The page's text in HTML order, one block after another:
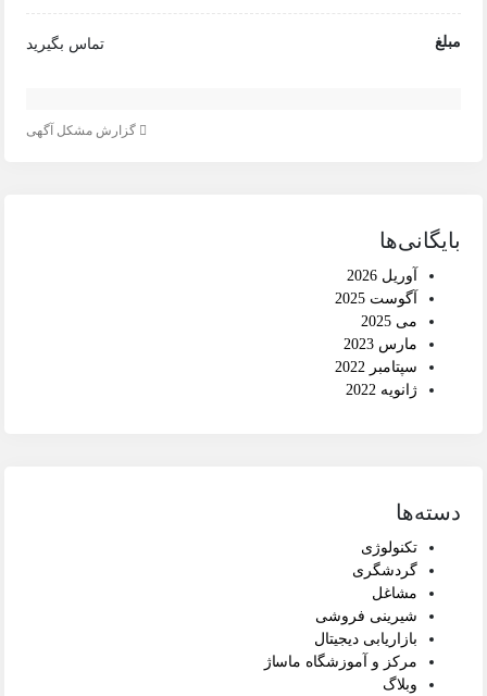
مبلغ تماس بگیرید
گزارش مشکل آگهی
بایگانی‌ها
آوریل 2026
آگوست 2025
می 2025
مارس 2023
سپتامبر 2022
ژانویه 2022
دسته‌ها
تکنولوژی
گردشگری
مشاغل
شیرینی فروشی
بازاریابی دیجیتال
مرکز و آموزشگاه ماساژ
وبلاگ